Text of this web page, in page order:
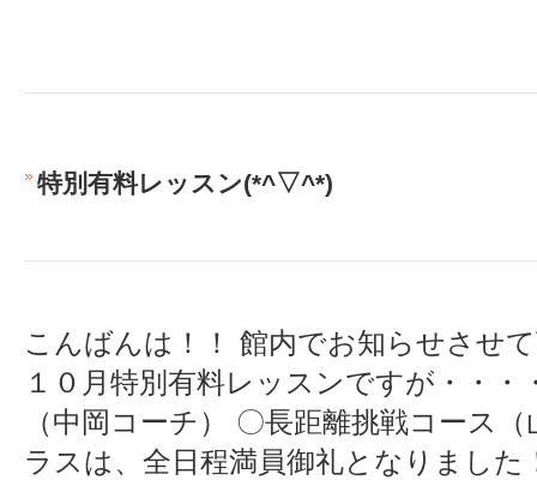
特別有料レッスン(*^▽^*)
こんばんは！！ 館内でお知らせさせ
１０月特別有料レッスンですが・・
（中岡コーチ） 〇長距離挑戦コース
ラスは、全日程満員御礼となりました